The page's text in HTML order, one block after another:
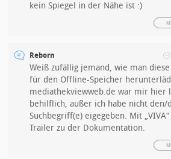
kein Spiegel in der Nähe ist :)
Reborn
Weiß zufällig jemand, wie man
für den Offline-Speicher
mediathekviewweb.de war mir hier
behilflich, außer ich habe nicht den/
Suchbegriff(e) eigegeben. Mit
Trailer zu der Dokumentation.